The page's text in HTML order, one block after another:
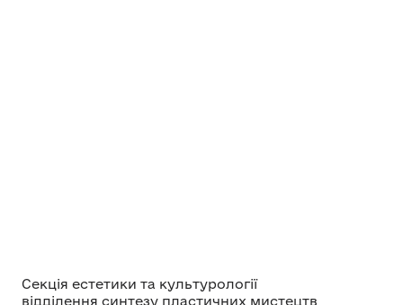
Секція естетики та культурології
відділення синтезу пластичних мистецтв